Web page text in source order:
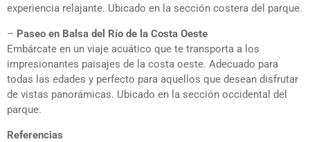
experiencia relajante. Ubicado en la sección costera del parque.
– Paseo en Balsa del Río de la Costa Oeste
Embárcate en un viaje acuático que te transporta a los
impresionantes paisajes de la costa oeste. Adecuado para
todas las edades y perfecto para aquellos que desean disfrutar
de vistas panorámicas. Ubicado en la sección occidental del
parque.
Referencias